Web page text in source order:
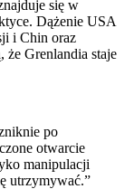
się w
Dążenie USA
i Chin oraz
że Grenlandia staje
po
otwarcie
manipulacji
utrzymywać.”